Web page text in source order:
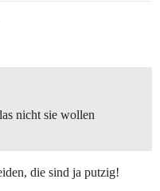
nicht sie wollen
die sind ja putzig!